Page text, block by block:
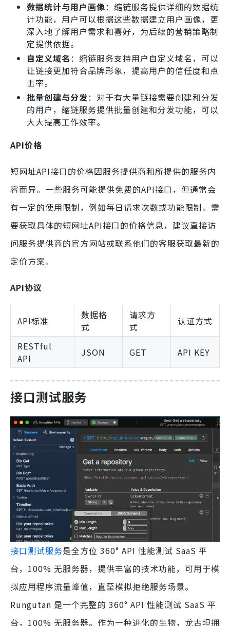
数据统计与用户画像：缩链服务提供详细的数据统
计功能，用户可以根据这些数据建立用户画像，更
深入地了解用户需求和喜好，为后续的营销策略制
定提供依据。
自定义域名：缩链服务支持用户自定义域名，可以
让链接更加符合品牌形象，提高用户的信任度和点
击率。
批量创建与分发：对于有大量链接需要创建和分发
的用户，缩链服务提供批量创建和分发功能，可以
大大提高工作效率。
API价格
短网址API接口的价格因服务提供商和所提供的服务内
容而异。一些服务可能提供免费的API接口，但通常会
有一定的使用限制，例如每日请求次数或功能限制。需
要获取具体的短网址API接口的价格信息，建议直接访
问服务提供商的官方网站或联系他们的客服获取最新的
定价方案。
API协议
API标准
数据格
式
请求方
式
认证方式
RESTful
API
JSON GET API KEY
接口测试服务
接口测试服务是全方位 360° API 性能测试 SaaS 平
台，100% 无服务器，提供丰富的技术功能，可用于模
拟应用程序流量峰值，直至模拟拒绝服务场景。
Rungutan 是一个完整的 360° API 性能测试 SaaS 平
台，100% 无服务器。作为一种进化的生物，龙古坦拥